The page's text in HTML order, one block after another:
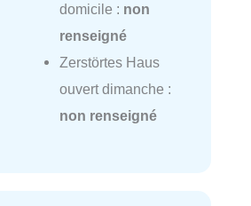
domicile : non
renseigné
Zerstörtes Haus
ouvert dimanche :
non renseigné